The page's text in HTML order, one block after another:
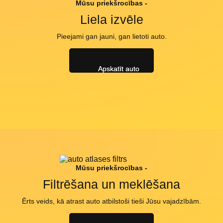
Mūsu priekšrocības -
Liela izvēle
Pieejami gan jauni, gan lietoti auto.
Mūsu priekšrocības -
Filtrēšana un meklēšana
Ērts veids, kā atrast auto atbilstoši tieši Jūsu vajadzībām.